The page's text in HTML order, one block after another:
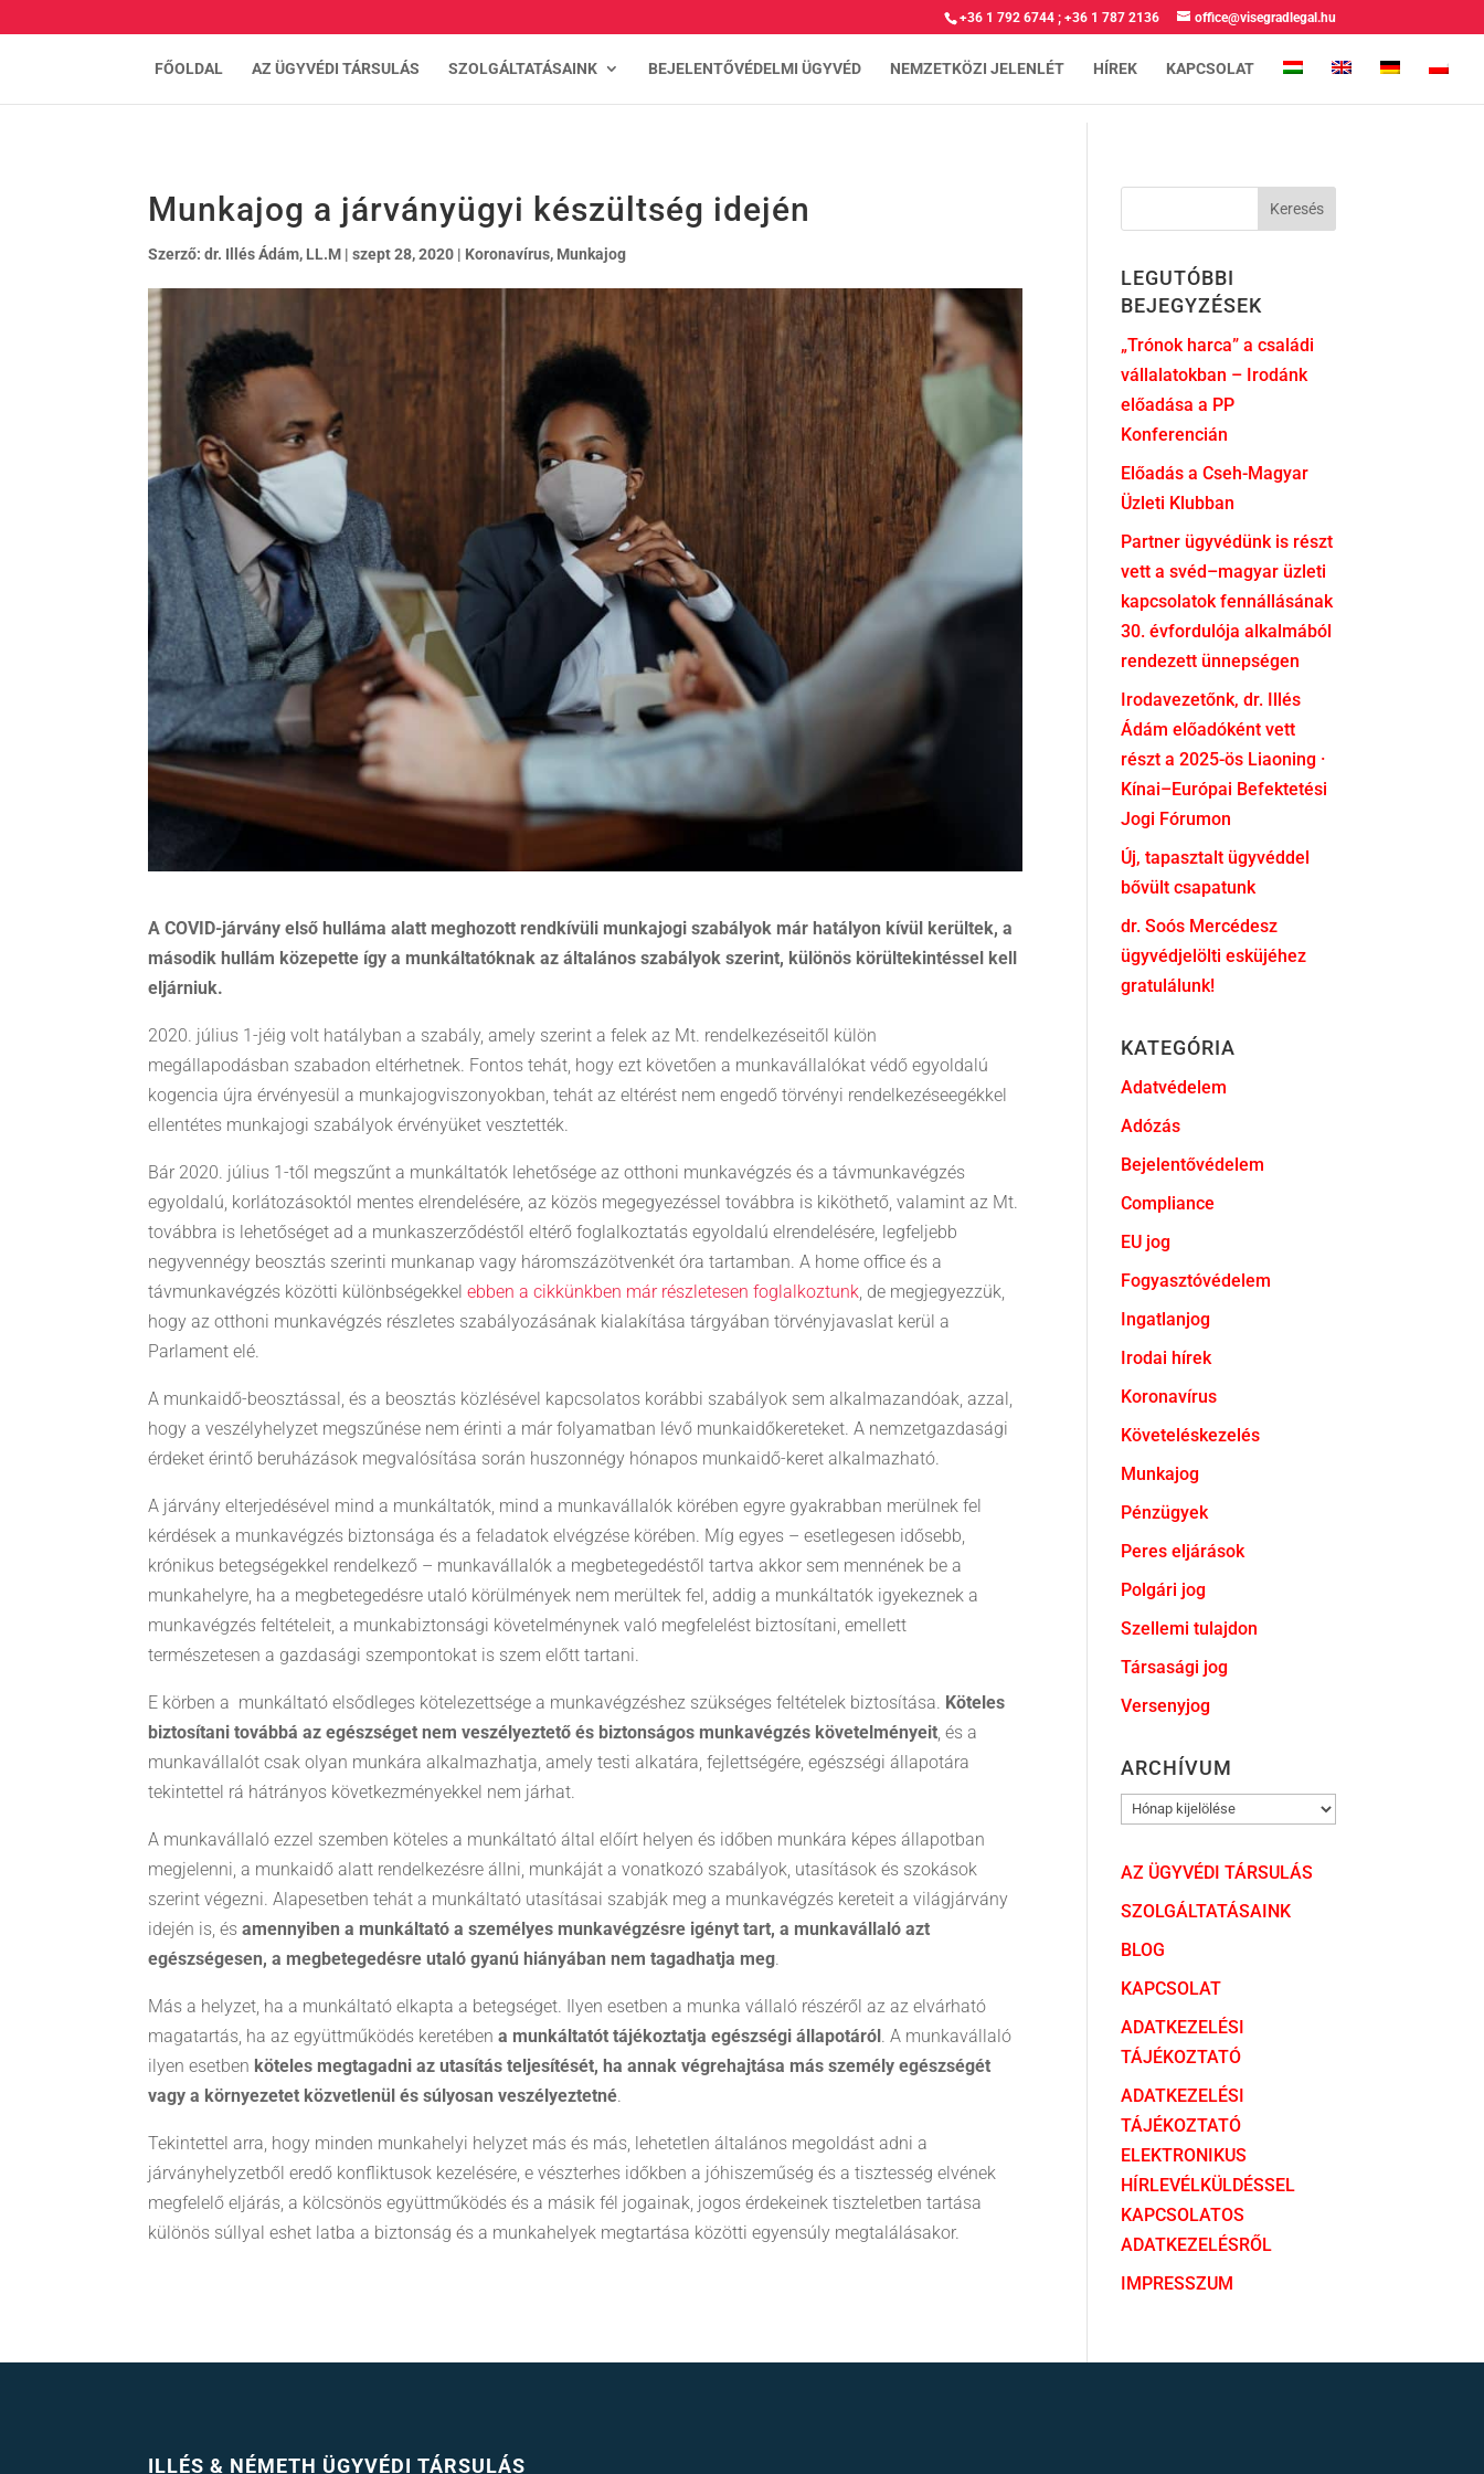
+36 1 792 6744; +36 1 787 2136 office@visegradlegal.hu
FŐOLDAL AZ ÜGYVÉDI TÁRSULÁS SZOLGÁLTATÁSAINK BEJELENTŐVÉDELMI ÜGYVÉD NEMZETKÖZI JELENLÉT HÍREK KAPCSOLAT
Munkajog a járványügyi készültség idején
Szerző:dr. Illés Ádám, LL.M |szept 28, 2020 | Koronavírus, Munkajog
A COVID-járvány első hulláma alatt meghozott rendkívüli munkajogi szabályok már hatályon kívül kerültek, a
második hullám közepette így a munkáltatóknak az általános szabályok szerint, különös körültekintéssel kell
eljárniuk.
2020. július 1-jéig volt hatályban a szabály, amely szerint a felek az Mt. rendelkezéseitől külön
megállapodásban szabadon eltérhetnek. Fontos tehát, hogy ezt követően a munkavállalókat védő egyoldalú
kogencia újra érvényesül a munkajogviszonyokban, tehát az eltérést nem engedő törvényi rendelkezéseegékkel
ellentétes munkajogi szabályok érvényüket vesztették.
Bár 2020. július 1-től megszűnt a munkáltatók lehetősége az otthoni munkavégzés és a távmunkavégzés
egyoldalú, korlátozásoktól mentes elrendelésére, az közös megegyezéssel továbbra is kiköthető, valamint az Mt.
továbbra is lehetőséget ad a munkaszerződéstől eltérő foglalkoztatás egyoldalú elrendelésére, legfeljebb
negyvennégy beosztás szerinti munkanap vagy háromszázötvenkét óra tartamban. A home office és a
távmunkavégzés közötti különbségekkelebben a cikkünkben már részletesen foglalkoztunk, de megjegyezzük,
hogy az otthoni munkavégzés részletes szabályozásának kialakítása tárgyában törvényjavaslat kerül a
Parlament elé.
A munkaidő-beosztással, és a beosztás közlésével kapcsolatos korábbi szabályok sem alkalmazandóak, azzal,
hogy a veszélyhelyzet megszűnése nem érinti a már folyamatban lévő munkaidőkereteket. A nemzetgazdasági
érdeket érintő beruházások megvalósítása során huszonnégy hónapos munkaidő-keret alkalmazható.
A járvány elterjedésével mind a munkáltatók, mind a munkavállalók körében egyre gyakrabban merülnek fel
kérdések a munkavégzés biztonsága és a feladatok elvégzése körében. Míg egyes – esetlegesen idősebb,
krónikus betegségekkel rendelkező – munkavállalók a megbetegedéstől tartva akkor sem mennének be a
munkahelyre, ha a megbetegedésre utaló körülmények nem merültek fel, addig a munkáltatók igyekeznek a
munkavégzés feltételeit, a munkabiztonsági követelménynek való megfelelést biztosítani, emellett
természetesen a gazdasági szempontokat is szem előtt tartani.
E körben a munkáltató elsődleges kötelezettsége a munkavégzéshez szükséges feltételek biztosítása. Köteles
biztosítani továbbá az egészséget nem veszélyeztető és biztonságos munkavégzés követelményeit, és a
munkavállalót csak olyan munkára alkalmazhatja, amely testi alkatára, fejlettségére, egészségi állapotára
tekintettel rá hátrányos következményekkel nem járhat.
A munkavállaló ezzel szemben köteles a munkáltató által előírt helyen és időben munkára képes állapotban
megjelenni, a munkaidő alatt rendelkezésre állni, munkáját a vonatkozó szabályok, utasítások és szokások
szerint végezni. Alapesetben tehát a munkáltató utasításai szabják meg a munkavégzés kereteit a világjárvány
idején is, ésamennyiben a munkáltató a személyes munkavégzésre igényt tart, a munkavállaló azt
egészségesen, a megbetegedésre utaló gyanú hiányában nem tagadhatja meg.
Más a helyzet, ha a munkáltató elkapta a betegséget. Ilyen esetben a munka vállaló részéről az az elvárható
magatartás, ha az együttműködés keretébena munkáltatót tájékoztatja egészségi állapotáról . A munkavállaló
ilyen esetben köteles megtagadni az utasítás teljesítését, ha annak végrehajtása más személy egészségét
vagy a környezetet közvetlenül és súlyosan veszélyeztetné.
Tekintettel arra, hogy minden munkahelyi helyzet más és más, lehetetlen általános megoldást adni a
járványhelyzetből eredő konfliktusok kezelésére, e vészterhes időkben a jóhiszeműség és a tisztesség elvének
megfelelő eljárás, a kölcsönös együttműködés és a másik fél jogainak, jogos érdekeinek tiszteletben tartása
különös súllyal eshet latba a biztonság és a munkahelyek megtartása közötti egyensúly megtalálásakor.
LEGUTÓBBI
BEJEGYZÉSEK
„Trónok harca” a családi
vállalatokban – Irodánk
előadása a PP
Konferencián
Előadás a Cseh-Magyar
Üzleti Klubban
Partner ügyvédünk is részt
vett a svéd–magyar üzleti
kapcsolatok fennállásának
30. évfordulója alkalmából
rendezett ünnepségen
Irodavezetőnk, dr. Illés
Ádám előadóként vett
részt a 2025-ös Liaoning ·
Kínai–Európai Befektetési
Jogi Fórumon
Új, tapasztalt ügyvéddel
bővült csapatunk
dr. Soós Mercédesz
ügyvédjelölti esküjéhez
gratulálunk!
KATEGÓRIA
Adatvédelem
Adózás
Bejelentővédelem
Compliance
EU jog
Fogyasztóvédelem
Ingatlanjog
Irodai hírek
Koronavírus
Követeléskezelés
Munkajog
Pénzügyek
Peres eljárások
Polgári jog
Szellemi tulajdon
Társasági jog
Versenyjog
ARCHÍVUM
ARCHÍVUM
AZ ÜGYVÉDI TÁRSULÁS
SZOLGÁLTATÁSAINK
BLOG
KAPCSOLAT
ADATKEZELÉSI
TÁJÉKOZTATÓ
ADATKEZELÉSI
TÁJÉKOZTATÓ
ELEKTRONIKUS
HÍRLEVÉLKÜLDÉSSEL
KAPCSOLATOS
ADATKEZELÉSRŐL
IMPRESSZUM
ILLÉS & NÉMETH ÜGYVÉDI TÁRSULÁS